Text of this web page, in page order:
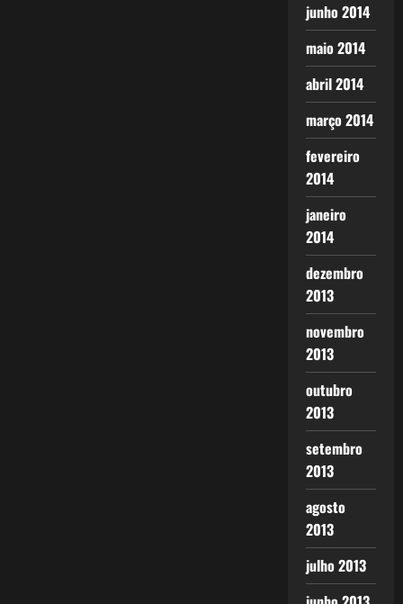
junho 2014
maio 2014
abril 2014
março 2014
fevereiro
2014
janeiro
2014
dezembro
2013
novembro
2013
outubro
2013
setembro
2013
agosto
2013
julho 2013